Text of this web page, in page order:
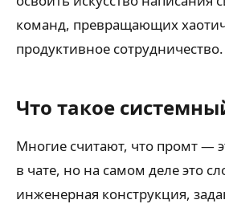
команд, превращающих
продуктивное сотрудничество.
Что такое
Многие считают, что промт —
в чате, но на самом деле это
инженерная конструкция,